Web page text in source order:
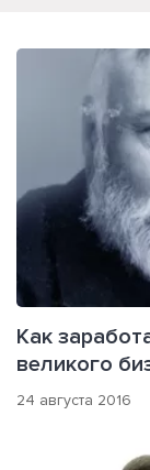
Как
великого
24 августа 2016